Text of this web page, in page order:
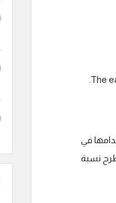
في
طرح نسبة